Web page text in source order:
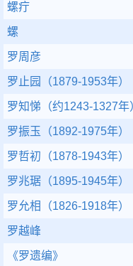
螺疔
螺
罗周彦
罗止园（1879-1953年）
罗知悌（约1243-1327年
罗振玉（1892-1975年）
罗哲初（1878-1943年）
罗兆琚（1895-1945年）
罗允相（1826-1918年）
罗越峰
《罗遗编》